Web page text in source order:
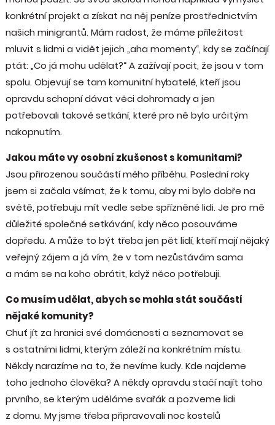
konkrétní projekt a získat na něj peníze prostřednictvím
našich minigrantů. Mám radost, že máme příležitost
mluvit s lidmi a vidět jejich „aha momenty“, kdy se začínají
ptát: „Co já mohu udělat?“ A zažívají pocit, že jsou v tom
spolu. Objevují se tam komunitní hybatelé, kteří jsou
opravdu schopní dávat věci dohromady a jen
potřebovali takové setkání, které pro ně bylo určitým
nakopnutím.
Jakou máte vy osobní zkušenost s komunitami?
Jsou přirozenou součástí mého příběhu. Poslední roky
jsem si začala všímat, že k tomu, aby mi bylo dobře na
světě, potřebuju mít vedle sebe spřízněné lidi. Je pro mě
důležité společné setkávání, kdy něco posouváme
dopředu. A může to být třeba jen pět lidí, kteří mají nějaký
veřejný zájem a já vím, že v tom nezůstávám sama
a mám se na koho obrátit, když něco potřebuji.
Co musím udělat, abych se mohla stát součástí
nějaké komunity?
Chuť jít za hranici své domácnosti a seznamovat se
s ostatními lidmi, kterým záleží na konkrétním místu.
Někdy narazíme na to, že nevíme kudy. Kde najdeme
toho jednoho člověka? A někdy opravdu stačí najít toho
prvního, se kterým uděláme svařák a pozveme lidi
z domu. My jsme třeba připravovali noc kostelů